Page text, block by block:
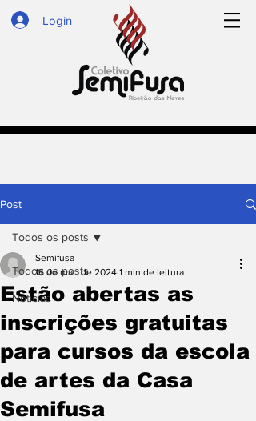
Login
Post
Todos os posts
Notícias
Todos os posts
Estão abertas as
inscrições gratuitas
para cursos da escola
de artes da Casa
Semifusa
Semifusa
16 de mar. de 2024 1 min de leitura